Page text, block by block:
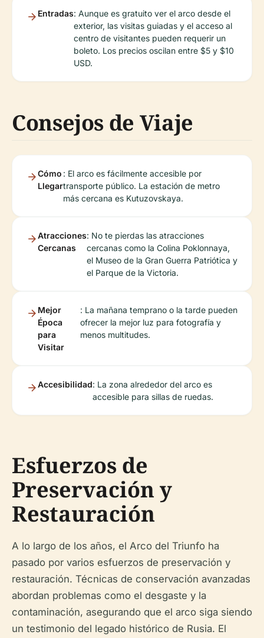
Entradas: Aunque es gratuito ver el arco desde el
exterior, las visitas guiadas y el acceso al
centro de visitantes pueden requerir un
boleto. Los precios oscilan entre $5 y $10
USD.
Consejos de Viaje
Cómo
Llegar
: El arco es fácilmente accesible por
transporte público. La estación de metro
más cercana es Kutuzovskaya.
Atracciones
Cercanas
: No te pierdas las atracciones
cercanas como la Colina Poklonnaya,
el Museo de la Gran Guerra Patriótica y
el Parque de la Victoria.
Mejor
Época
para
Visitar
: La mañana temprano o la tarde pueden
ofrecer la mejor luz para fotografía y
menos multitudes.
Accesibilidad: La zona alrededor del arco es
accesible para sillas de ruedas.
Esfuerzos de
Preservación y
Restauración
A lo largo de los años, el Arco del Triunfo ha
pasado por varios esfuerzos de preservación y
restauración. Técnicas de conservación avanzadas
abordan problemas como el desgaste y la
contaminación, asegurando que el arco siga siendo
un testimonio del legado histórico de Rusia. El